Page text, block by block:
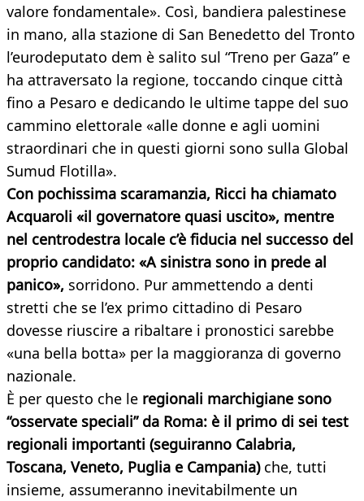
valore fondamentale». Così, bandiera palestinese
in mano, alla stazione di San Benedetto del Tronto
l’eurodeputato dem è salito sul “Treno per Gaza” e
ha attraversato la regione, toccando cinque città
fino a Pesaro e dedicando le ultime tappe del suo
cammino elettorale «alle donne e agli uomini
straordinari che in questi giorni sono sulla Global
Sumud Flotilla».
Con pochissima scaramanzia, Ricci ha chiamato
Acquaroli «il governatore quasi uscito», mentre
nel centrodestra locale c’è fiducia nel successo del
proprio candidato: «A sinistra sono in prede al
panico», sorridono. Pur ammettendo a denti
stretti che se l’ex primo cittadino di Pesaro
dovesse riuscire a ribaltare i pronostici sarebbe
«una bella botta» per la maggioranza di governo
nazionale.
È per questo che le regionali marchigiane sono
“osservate speciali” da Roma: è il primo di sei test
regionali importanti (seguiranno Calabria,
Toscana, Veneto, Puglia e Campania)che, tutti
insieme, assumeranno inevitabilmente un